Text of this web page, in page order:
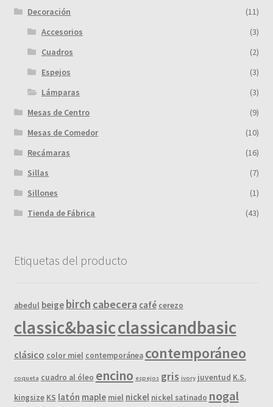
Decoración
(11)
Accesorios
(3)
Cuadros
(2)
Espejos
(3)
Lámparas
(3)
Mesas de Centro
(9)
Mesas de Comedor
(10)
Recámaras
(16)
Sillas
(7)
Sillones
(1)
Tienda de Fábrica
(43)
Etiquetas del producto
abedul beige birch cabecera café cerezo
classic&basicclassicandbasic
clásico color miel contemporánea contemporáneo
coqueta cuadro al óleo encino espejos gris ivory juventud K.S.
kingsize KS latón maple miel nickel nickel satinado nogal